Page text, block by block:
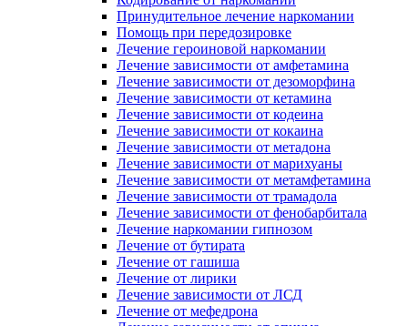
Принудительное лечение наркомании
Помощь при передозировке
Лечение героиновой наркомании
Лечение зависимости от амфетамина
Лечение зависимости от дезоморфина
Лечение зависимости от кетамина
Лечение зависимости от кодеина
Лечение зависимости от кокаина
Лечение зависимости от метадона
Лечение зависимости от марихуаны
Лечение зависимости от метамфетамина
Лечение зависимости от трамадола
Лечение зависимости от фенобарбитала
Лечение наркомании гипнозом
Лечение от бутирата
Лечение от гашиша
Лечение от лирики
Лечение зависимости от ЛСД
Лечение от мефедрона